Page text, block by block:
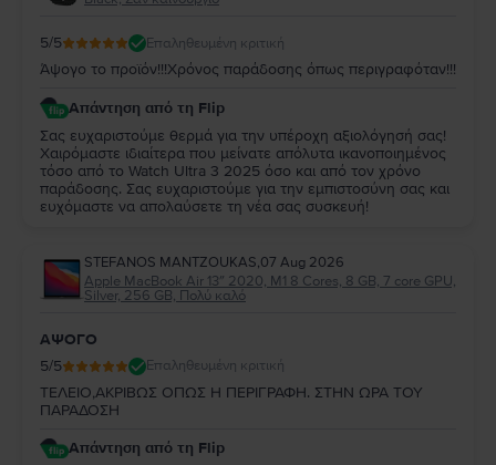
5/5 Επαληθευμένη κριτική
Άψογο το προϊόν!!!Χρόνος παράδοσης όπως περιγραφόταν!!!
Απάντηση από τη Flip
Σας ευχαριστούμε θερμά για την υπέροχη αξιολόγησή σας!
Χαιρόμαστε ιδιαίτερα που μείνατε απόλυτα ικανοποιημένος
τόσο από το Watch Ultra 3 2025 όσο και από τον χρόνο
παράδοσης. Σας ευχαριστούμε για την εμπιστοσύνη σας και
ευχόμαστε να απολαύσετε τη νέα σας συσκευή!
STEFANOS MANTZOUKAS,07 Aug 2026
Apple MacBook Air 13″ 2020, M1 8 Cores, 8 GB, 7 core GPU,
Silver, 256 GB, Πολύ καλό
ΑΨΟΓΟ
5/5 Επαληθευμένη κριτική
ΤΕΛΕΙΟ,ΑΚΡΙΒΩΣ ΟΠΩΣ Η ΠΕΡΙΓΡΑΦΗ. ΣΤΗΝ ΩΡΑ ΤΟΥ
ΠΑΡΑΔΟΣΗ
Απάντηση από τη Flip